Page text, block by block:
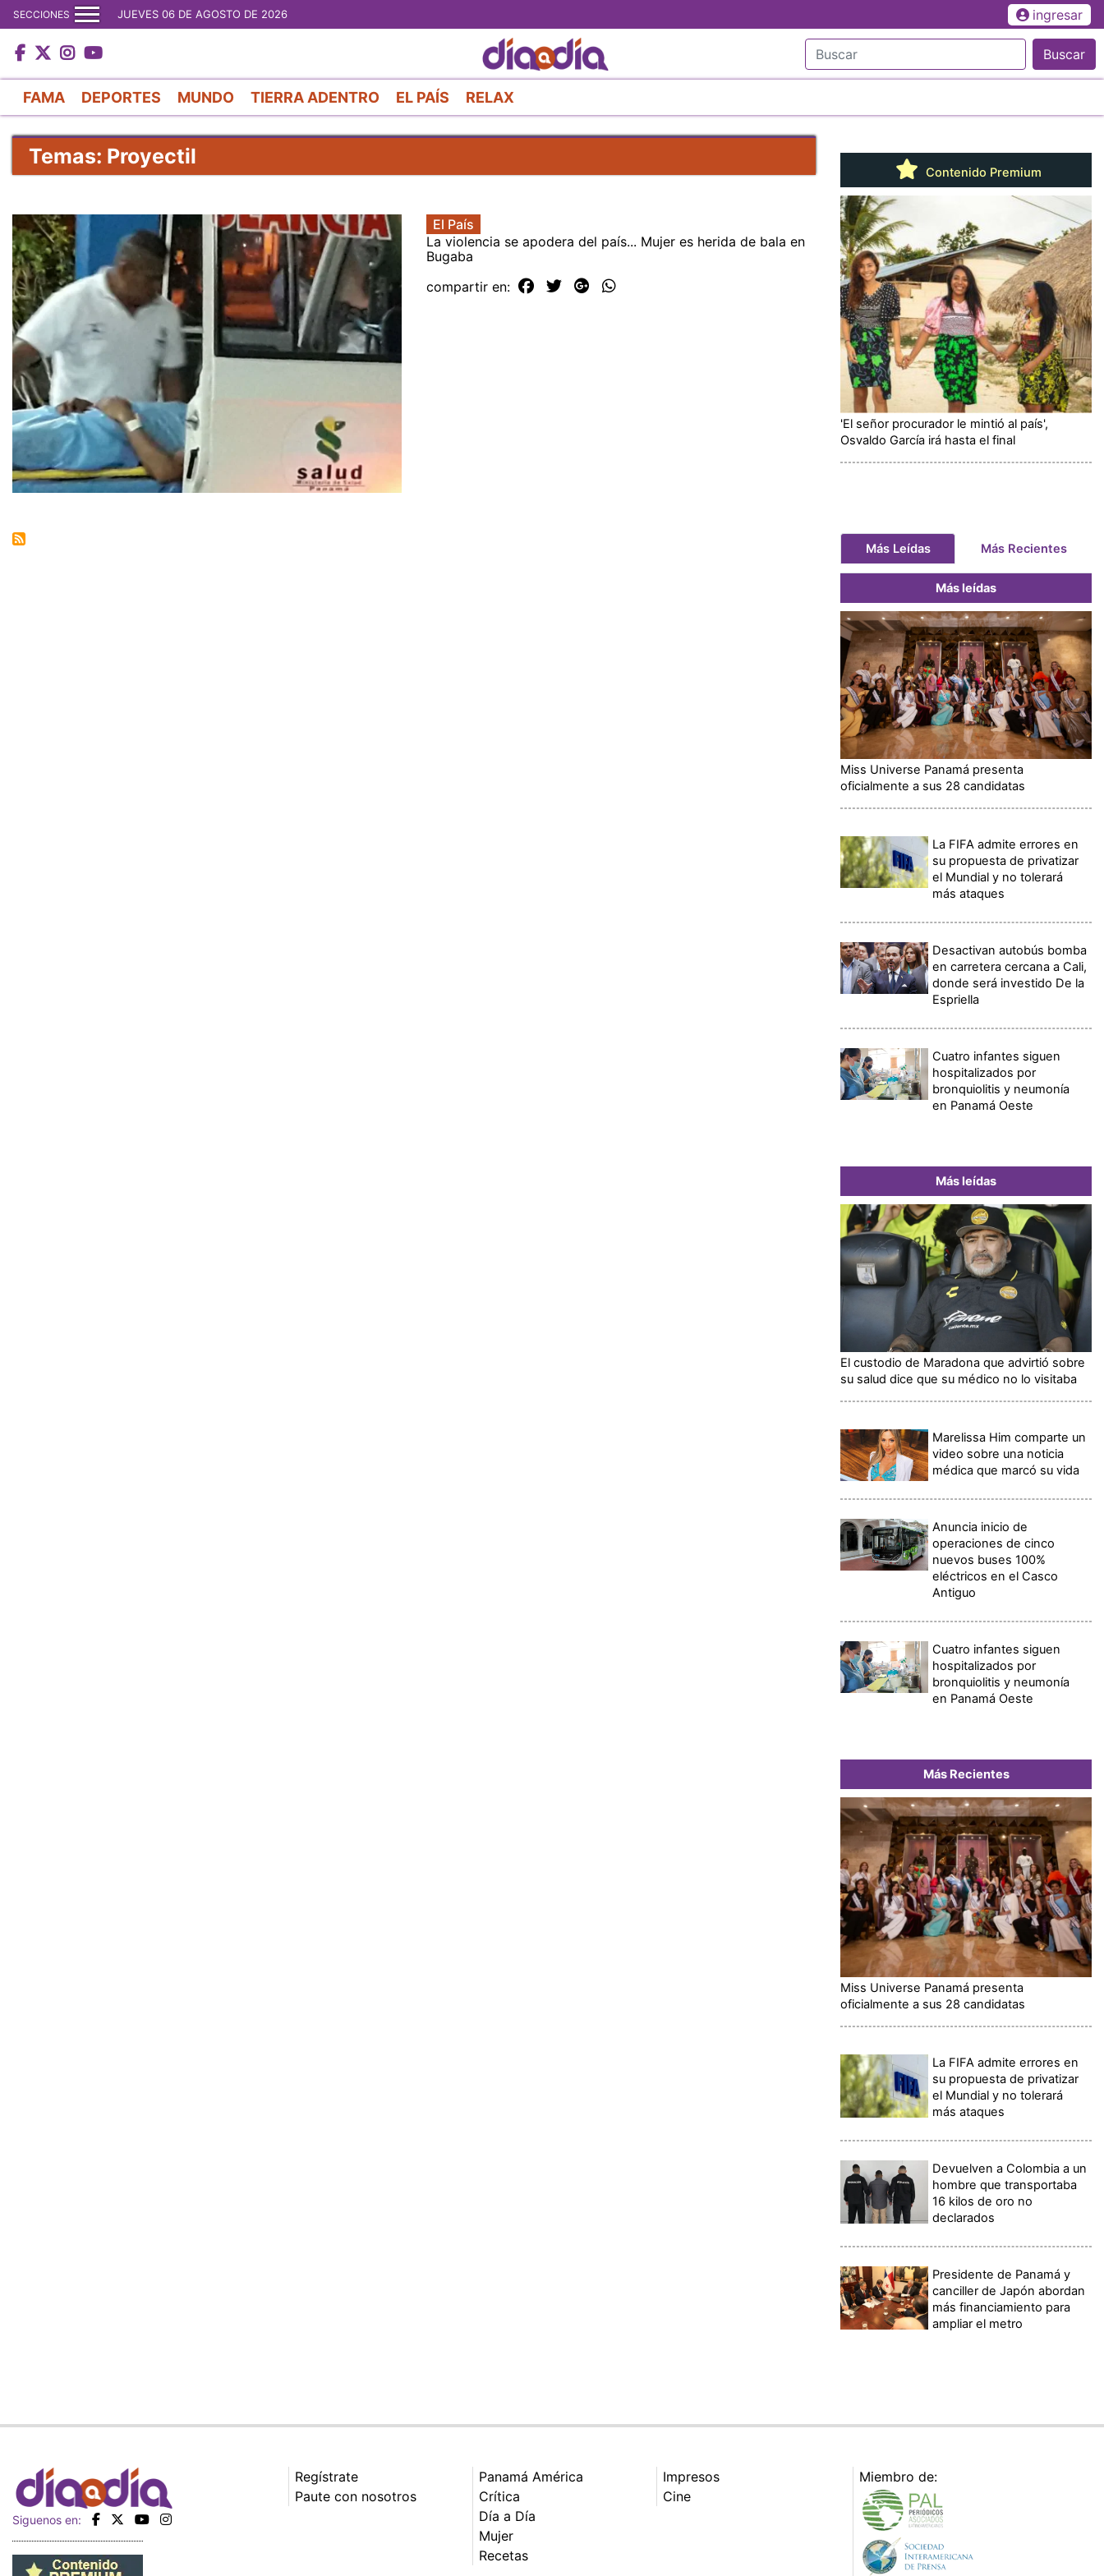
al
contenido
principal
SECCIONES JUEVES 06 DE AGOSTO DE 2026 ingresar
Buscar
FAMA DEPORTES MUNDO TIERRA ADENTRO EL PAÍS RELAX
Temas: Proyectil
El País
La violencia se apodera del país... Mujer es herida de bala en
Bugaba
compartir en:
Contenido Premium
'El señor procurador le mintió al país',
Osvaldo García irá hasta el final
Más Leídas Más Recientes
Más leídas
Miss Universe Panamá presenta
oficialmente a sus 28 candidatas
La FIFA admite errores en
su propuesta de privatizar
el Mundial y no tolerará
más ataques
Desactivan autobús bomba
en carretera cercana a Cali,
donde será investido De la
Espriella
Cuatro infantes siguen
hospitalizados por
bronquiolitis y neumonía
en Panamá Oeste
Más leídas
El custodio de Maradona que advirtió sobre
su salud dice que su médico no lo visitaba
Marelissa Him comparte un
video sobre una noticia
médica que marcó su vida
Anuncia inicio de
operaciones de cinco
nuevos buses 100%
eléctricos en el Casco
Antiguo
Cuatro infantes siguen
hospitalizados por
bronquiolitis y neumonía
en Panamá Oeste
Más Recientes
Miss Universe Panamá presenta
oficialmente a sus 28 candidatas
La FIFA admite errores en
su propuesta de privatizar
el Mundial y no tolerará
más ataques
Devuelven a Colombia a un
hombre que transportaba
16 kilos de oro no
declarados
Presidente de Panamá y
canciller de Japón abordan
más financiamiento para
ampliar el metro
Siguenos en:
Regístrate
Paute con nosotros
Panamá América
Crítica
Día a Día
Mujer
Recetas
Impresos
Cine
Miembro de: